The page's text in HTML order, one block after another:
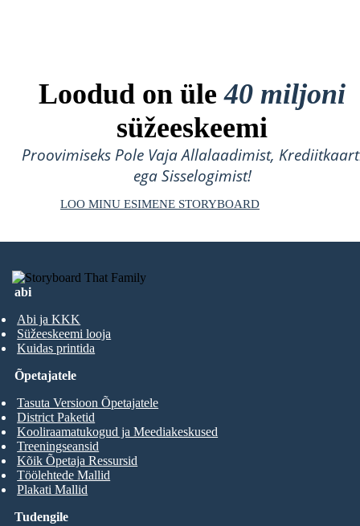
Loodud on üle40 miljoni
süžeeskeemi
Proovimiseks Pole Vaja Allalaadimist,
ega Sisselogimist!
LOO MINU ESIMENE STORYBOARD
abi
Abi ja KKK
Süžeeskeemi looja
Kuidas printida
Tudengile
Õpetajatele
Tasuta Versioon Õpetajatele
District Paketid
Kooliraamatukogud ja Meediakeskused
Treeningseansid
Kõik Õpetaja Ressursid
Töölehtede Mallid
Plakati Mallid